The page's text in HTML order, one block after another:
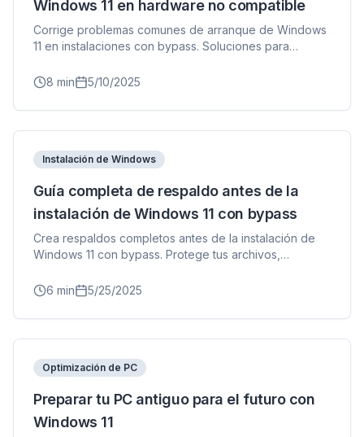
Windows 11 en hardware no compatible
Corrige problemas comunes de arranque de Windows
11 en instalaciones con bypass. Soluciones para
recuperación y bootloader faltante.
8 min 5/10/2025
Instalación de Windows
Guía completa de respaldo antes de la
instalación de Windows 11 con bypass
Crea respaldos completos antes de la instalación de
Windows 11 con bypass. Protege tus archivos,
respaldo adecuadas.
6 min 5/25/2025
Optimización de PC
Preparar tu PC antiguo para el futuro con
Windows 11